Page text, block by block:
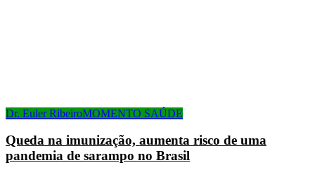
Dr. Euler RibeiroMOMENTO SAÚDE
Queda na imunização, aumenta risco de uma
pandemia de sarampo no Brasil